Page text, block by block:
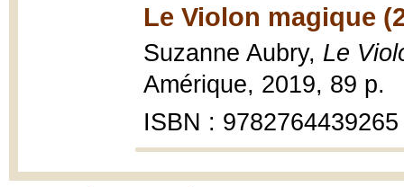
Le Violon magique
Suzanne Aubry, Le
Amérique, 2019, 89 p.
ISBN : 9782764439265